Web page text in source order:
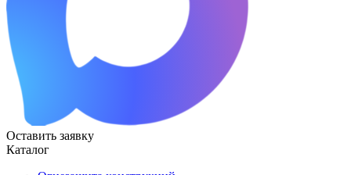
Оставить заявку
Каталог